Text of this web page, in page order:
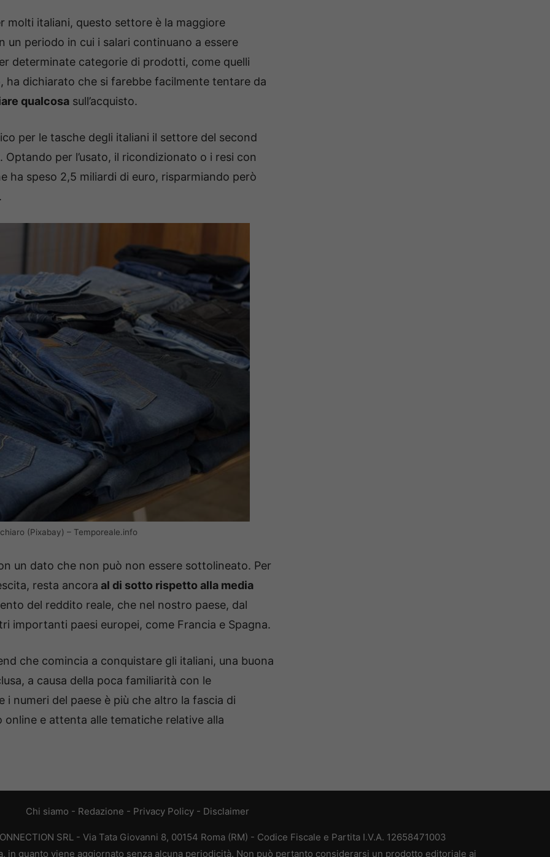
molti italiani, questo settore è la maggiore
periodo in cui i salari continuano a essere
determinate categorie di prodotti, come quelli
ha dichiarato che si farebbe facilmente tentare da
qualcosa sull’acquisto.
per le tasche degli italiani il settore del second
per l’usato, il ricondizionato o i resi con
ha speso 2,5 miliardi di euro, risparmiando però
(Pixabay) – Temporeale.info
un dato che non può non essere sottolineato. Per
resta ancora al di sotto rispetto alla media
del reddito reale, che nel nostro paese, dal
importanti paesi europei, come Francia e Spagna.
che comincia a conquistare gli italiani, una buona
a causa della poca familiarità con le
numeri del paese è più che altro la fascia di
online e attenta alle tematiche relative alla
Chi siamo - Redazione - Privacy Policy - Disclaimer
SRL - Via Tata Giovanni 8, 00154 Roma (RM) - Codice Fiscale e Partita I.V.A. 12658471003
in quanto viene aggiornato senza alcuna periodicità. Non può pertanto considerarsi un prodotto editoriale ai